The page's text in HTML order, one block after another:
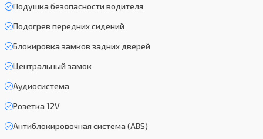
Подушка безопасности водителя
Подогрев передних сидений
Блокировка замков задних дверей
Центральный замок
Аудиосистема
Розетка 12V
Антиблокировочная система (ABS)